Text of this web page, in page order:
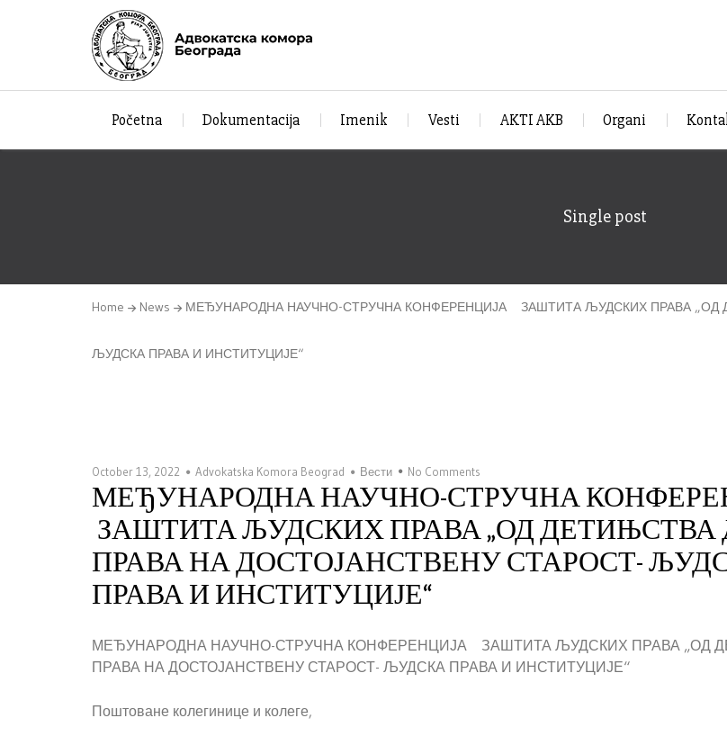
Početna Dokumentacija Imenik Vesti AKTI AKB Organi
Single post
Home News МЕЂУНАРОДНА НАУЧНО-СТРУЧНА КОНФЕРЕНЦИЈА ЗАШТИТА ЉУДСКИХ ПРАВА „ОД
ЉУДСКА ПРАВА И ИНСТИТУЦИЈЕ“
October 13, 2022 Advokatska Komora Beograd Вести No Comments
МЕЂУНАРОДНА НАУЧНО-СТРУЧНА
ЗАШТИТА ЉУДСКИХ ПРАВА „ОД ДЕТИЊСТВА
ПРАВА НА ДОСТОЈАНСТВЕНУ СТАРОСТ-
ПРАВА И ИНСТИТУЦИЈЕ“
МЕЂУНАРОДНА НАУЧНО-СТРУЧНА КОНФЕРЕНЦИЈА ЗАШТИТА ЉУДСКИХ ПРАВА „ОД
ПРАВА НА ДОСТОЈАНСТВЕНУ СТАРОСТ- ЉУДСКА ПРАВА И ИНСТИТУЦИЈЕ“
Поштоване колегинице и колеге,